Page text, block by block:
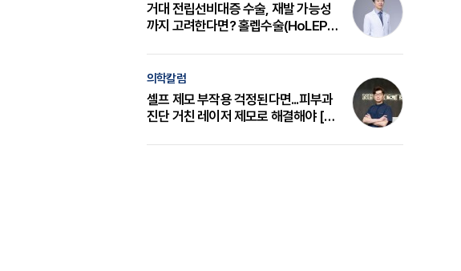
거대 전립선비대증 수술, 재발 가능성
까지 고려한다면? 홀렙수술(HoLEP)
의학칼럼
셀프 제모 부작용 걱정된다면...피부과
진단 거친 레이저 제모로 해결해야 [변